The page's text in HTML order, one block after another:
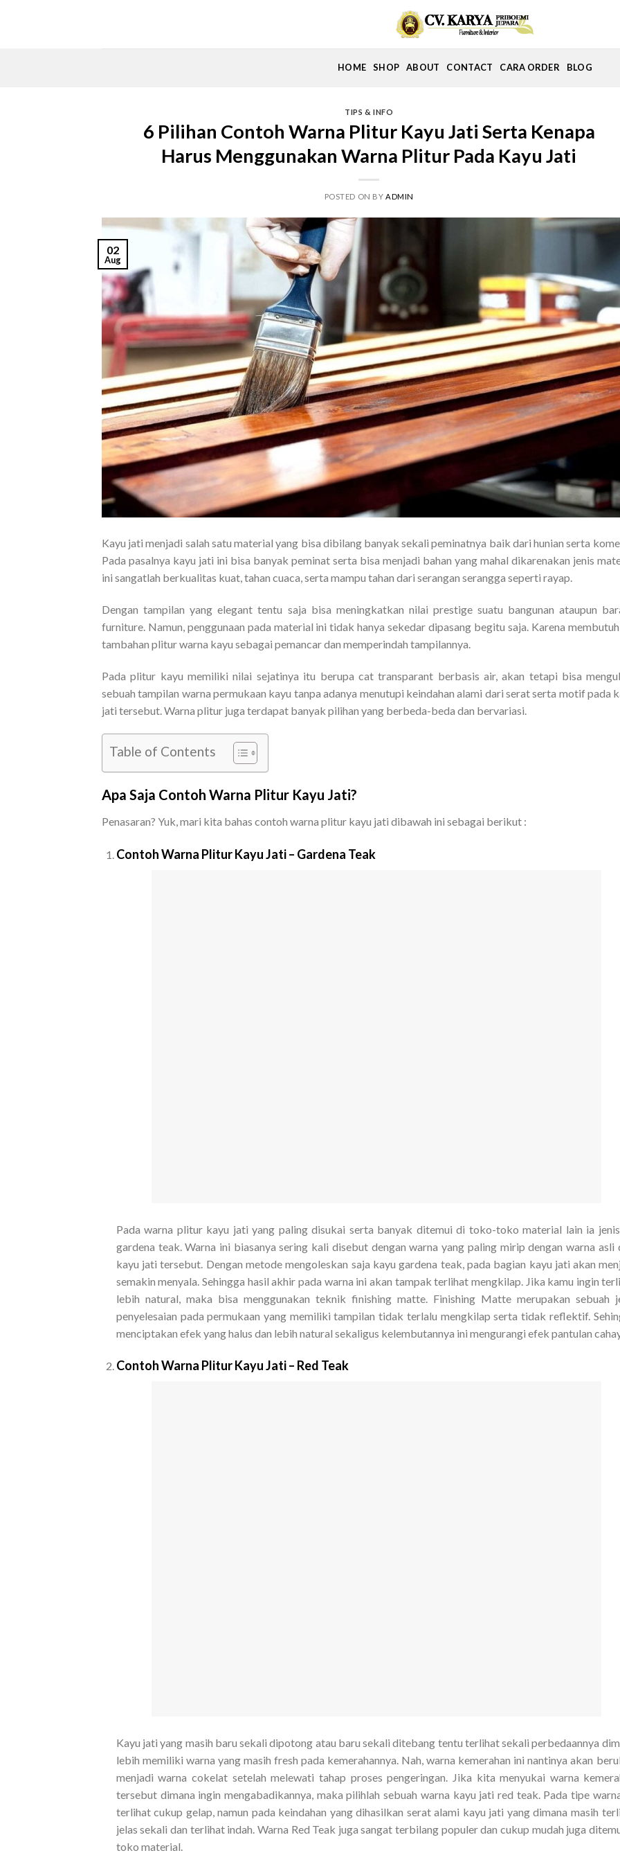
HOME SHOP ABOUT CONTACT CARA ORDER BLOG
TIPS & INFO
6 Pilihan Contoh Warna Plitur Kayu Jati Serta Kenapa
Harus Menggunakan Warna Plitur Pada Kayu Jati
POSTED ON BY ADMIN
02
Aug
Kayu jati menjadi salah satu material yang bisa dibilang banyak sekali peminatnya baik dari hunian serta
Pada pasalnya kayu jati ini bisa banyak peminat serta bisa menjadi bahan yang mahal dikarenakan jenis
ini sangatlah berkualitas kuat, tahan cuaca, serta mampu tahan dari serangan serangga seperti rayap.
Dengan tampilan yang elegant tentu saja bisa meningkatkan nilai prestige suatu bangunan ataupun
furniture. Namun, penggunaan pada material ini tidak hanya sekedar dipasang begitu saja. Karena
tambahan plitur warna kayu sebagai pemancar dan memperindah tampilannya.
Pada plitur kayu memiliki nilai sejatinya itu berupa cat transparant berbasis air, akan tetapi bisa
sebuah tampilan warna permukaan kayu tanpa adanya menutupi keindahan alami dari serat serta motif pada
jati tersebut. Warna plitur juga terdapat banyak pilihan yang berbeda-beda dan bervariasi.
Table of Contents
Apa Saja Contoh Warna Plitur Kayu Jati?
Penasaran? Yuk, mari kita bahas contoh warna plitur kayu jati dibawah ini sebagai berikut :
Contoh Warna Plitur Kayu Jati – Gardena Teak
Pada warna plitur kayu jati yang paling disukai serta banyak ditemui di toko-toko material lain ia
gardena teak. Warna ini biasanya sering kali disebut dengan warna yang paling mirip dengan warna asli
kayu jati tersebut. Dengan metode mengoleskan saja kayu gardena teak, pada bagian kayu jati akan
semakin menyala. Sehingga hasil akhir pada warna ini akan tampak terlihat mengkilap. Jika kamu ingin
lebih natural, maka bisa menggunakan teknik finishing matte. Finishing Matte merupakan sebuah
penyelesaian pada permukaan yang memiliki tampilan tidak terlalu mengkilap serta tidak reflektif.
menciptakan efek yang halus dan lebih natural sekaligus kelembutannya ini mengurangi efek pantulan
Contoh Warna Plitur Kayu Jati – Red Teak
Kayu jati yang masih baru sekali dipotong atau baru sekali ditebang tentu terlihat sekali perbedaannya
lebih memiliki warna yang masih fresh pada kemerahannya. Nah, warna kemerahan ini nantinya akan
menjadi warna cokelat setelah melewati tahap proses pengeringan. Jika kita menyukai warna
tersebut dimana ingin mengabadikannya, maka pilihlah sebuah warna kayu jati red teak. Pada tipe
terlihat cukup gelap, namun pada keindahan yang dihasilkan serat alami kayu jati yang dimana masih
jelas sekali dan terlihat indah. Warna Red Teak juga sangat terbilang populer dan cukup mudah juga
toko material.